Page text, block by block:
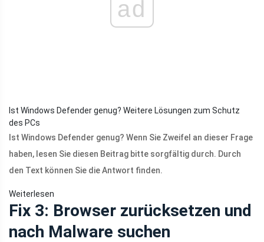
ad
Ist Windows Defender genug? Weitere Lösungen zum Schutz
des PCs
Ist Windows Defender genug? Wenn Sie Zweifel an dieser Frage
haben, lesen Sie diesen Beitrag bitte sorgfältig durch. Durch
den Text können Sie die Antwort finden.
Weiterlesen
Fix 3: Browser zurücksetzen und
nach Malware suchen